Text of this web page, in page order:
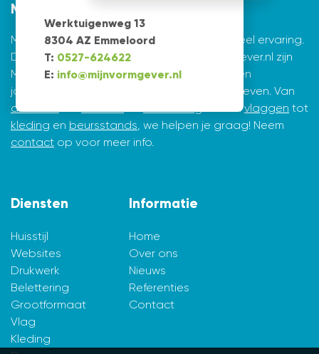
Werktuigenweg 13
8304 AZ Emmeloord
T: 0527-624622
E: info@mijnvormgever.nl
Mijnvormgever
Mijnvormgever.nl: een grafisch bedrijf met veel ervaring.
De creatieve ontwerpers achter Mijnvormgever.nl zijn
Marius de Vries en Erik Tijsma. Beiden hebben
jarenlange ervaring in ontwerpen en vormgeven. Van
drukwerk
en vanvlaggen tot
kleding en beursstands, we helpen je graag! Neem
contact op voor meer info.
Diensten
Huisstijl
Websites
Drukwerk
Belettering
Grootformaat
Vlag
Kleding
Informatie
Home
Over ons
Nieuws
Referenties
Contact